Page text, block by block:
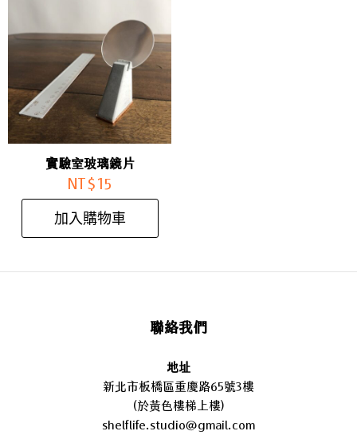
實驗室玻璃鏡片
NT$ 15
加入購物車
聯絡我們
地址
新北市板橋區重慶路65號3樓
(於黃色樓梯上樓)
shelflife.studio@gmail.com